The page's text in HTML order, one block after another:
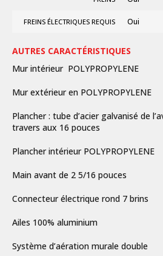
FREINS ÉLECTRIQUES REQUIS Oui
AUTRES CARACTÉRISTIQUES
Mur intérieur POLYPROPYLENE
Mur extérieur en POLYPROPYLENE
Plancher : tube d’acier galvanisé de
travers aux 16 pouces
Plancher intérieur POLYPROPYLENE
Main avant de 2 5/16 pouces
Connecteur électrique rond 7 brins
Ailes 100% aluminium
Système d’aération murale double